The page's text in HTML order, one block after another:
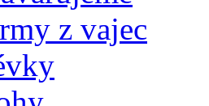
z vajec